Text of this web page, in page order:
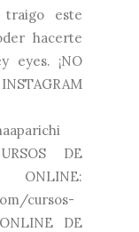
este
hacerte
eyes. ¡NO
DE
cursos-
DE